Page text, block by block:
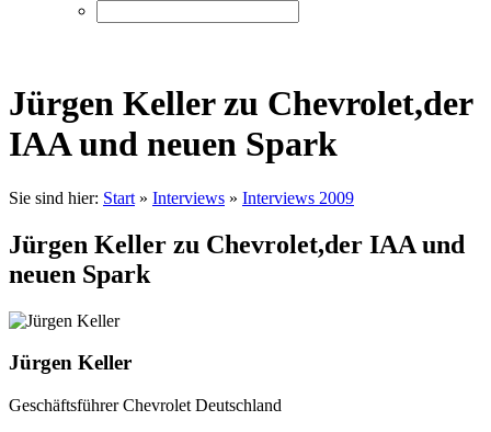
Jürgen Keller zu Chevrolet,der
IAA und neuen Spark
Sie sind hier: Start » Interviews » Interviews 2009
Jürgen Keller zu Chevrolet,der IAA und
neuen Spark
Jürgen Keller
Geschäftsführer Chevrolet Deutschland